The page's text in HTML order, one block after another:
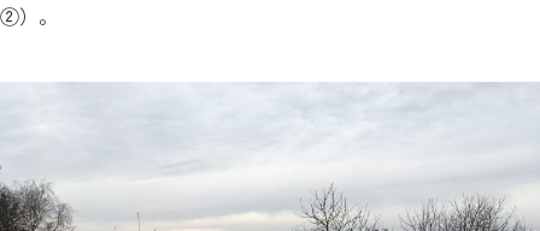
ボランティア
②）。